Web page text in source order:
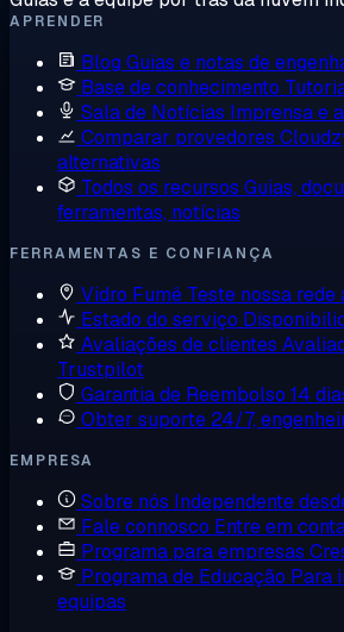
APRENDER
Blog Guias e notas de
Base de conhecimento
Sala de Notícias Imprensa e
Comparar provedores
alternativas
Todos os recursos Guias,
ferramentas, notícias
FERRAMENTAS E CONFIANÇA
Vidro Fumê Teste nossa
Estado do serviço
Avaliações de clientes
Trustpilot
Garantia de Reembolso 14
Obter suporte 24/7,
EMPRESA
Sobre nós Independente
Fale connosco Entre em
Programa para empresas
Programa de Educação Para
equipas